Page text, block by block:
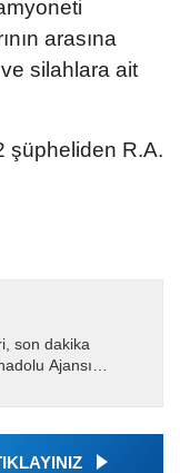
arasına
silahlara ait
şüpheliden R.A.
son dakika
Ajansı